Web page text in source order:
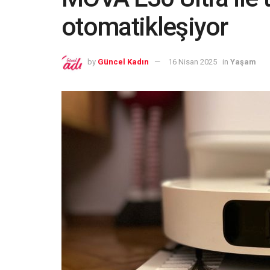
otomatikleşiyor
by Güncel Kadın 16 Nisan 2025 in Yaşam